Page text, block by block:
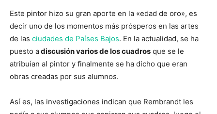
Este pintor hizo su gran aporte en la «edad de oro», es
decir uno de los momentos más prósperos en las artes
de las ciudades de Países Bajos. En la actualidad, se ha
puesto adiscusión varios de los cuadros que se le
atribuían al pintor y finalmente se ha dicho que eran
obras creadas por sus alumnos.
Así es, las investigaciones indican que Rembrandt les